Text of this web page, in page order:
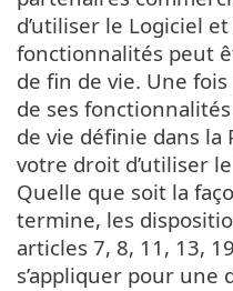
d’utiliser le Logiciel et
fonctionnalités peut
de fin de vie. Une
de ses
de vie définie dans la
votre droit d’utiliser
Quelle que soit la
termine, les
articles 7, 8, 11, 13,
s’appliquer pour une